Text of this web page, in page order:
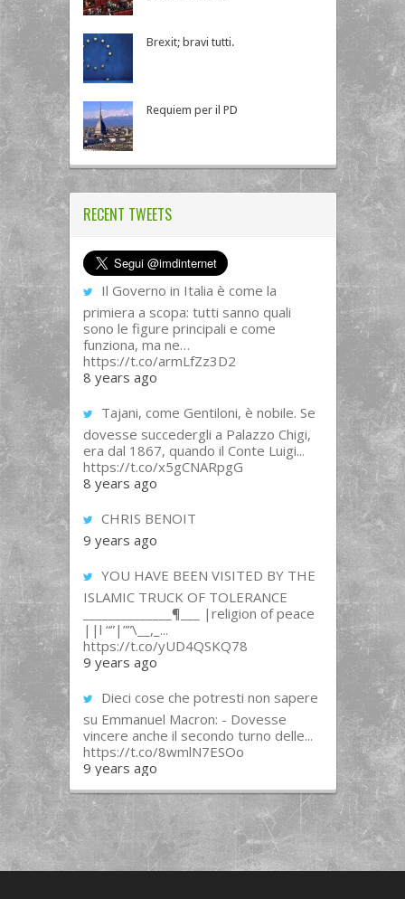
Brexit; bravi tutti.
Requiem per il PD
RECENT TWEETS
Il Governo in Italia è come la
primiera a scopa: tutti sanno quali
sono le figure principali e come
funziona, ma ne…
https://t.co/armLfZz3D2
8 years ago
Tajani, come Gentiloni, è nobile. Se
dovesse succedergli a Palazzo Chigi,
era dal 1867, quando il Conte Luigi...
https://t.co/x5gCNARpgG
8 years ago
CHRIS BENOIT
9 years ago
YOU HAVE BEEN VISITED BY THE
ISLAMIC TRUCK OF TOLERANCE
______________¶___ |religion of peace
||l “”|””\__,_...
https://t.co/yUD4QSKQ78
9 years ago
Dieci cose che potresti non sapere
su Emmanuel Macron: - Dovesse
vincere anche il secondo turno delle...
https://t.co/8wmlN7ESOo
9 years ago